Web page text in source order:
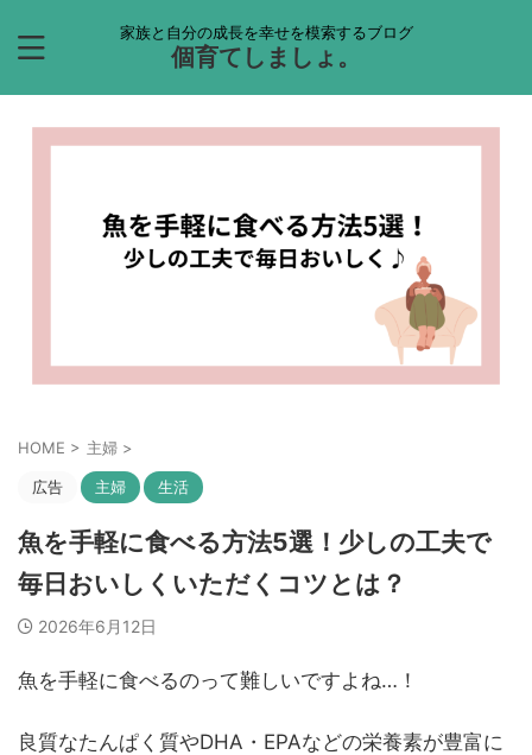
家族と自分の成長を幸せを模索するブログ
個育てしましょ。
HOME > 主婦 >
広告 主婦 生活
魚を手軽に食べる方法5選！少しの工夫で
毎日おいしくいただくコツとは？
2026年6月12日
魚を手軽に食べるのって難しいですよね…！
良質なたんぱく質やDHA・EPAなどの栄養素が豊富に